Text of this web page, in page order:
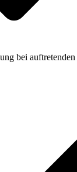
bei